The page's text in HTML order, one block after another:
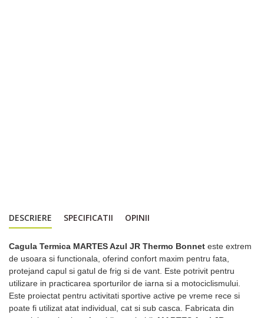
DESCRIERE SPECIFICATII OPINII
Cagula Termica MARTES Azul JR Thermo Bonnet este extrem
de usoara si functionala, oferind confort maxim pentru fata,
protejand capul si gatul de frig si de vant. Este potrivit pentru
utilizare in practicarea sporturilor de iarna si a motociclismului.
Este proiectat pentru activitati sportive active pe vreme rece si
poate fi utilizat atat individual, cat si sub casca. Fabricata din